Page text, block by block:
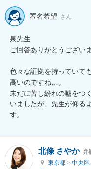
匿名希望 さん
泉先生
ご回答ありがとうございま
色々な証拠を持っていて
高いのですね…。
未だに苦し紛れの嘘をつ
いましたが、先生が仰る
す。
北條 さやか 弁
東京都 > 中央区